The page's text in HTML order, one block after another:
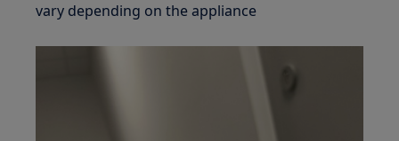
vary depending on the appliance